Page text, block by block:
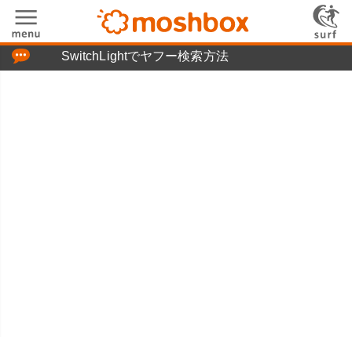
SwitchLightでヤフー検索方法
「つぶやき」の使い方